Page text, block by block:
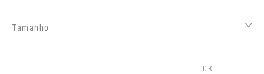
Tamanho
OK